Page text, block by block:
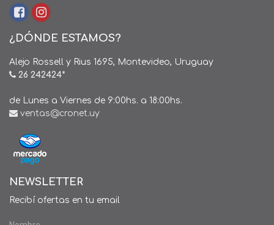
¿DÓNDE ESTAMOS?
Alejo Rossell y Rius 1695, Montevideo, Uruguay
26 242424*
de Lunes a Viernes de 9:00hs. a 18:00hs.
ventas@cronet.uy
NEWSLETTER
Recibí ofertas en tu email